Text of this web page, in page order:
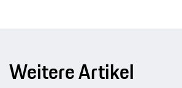
Weitere Artikel